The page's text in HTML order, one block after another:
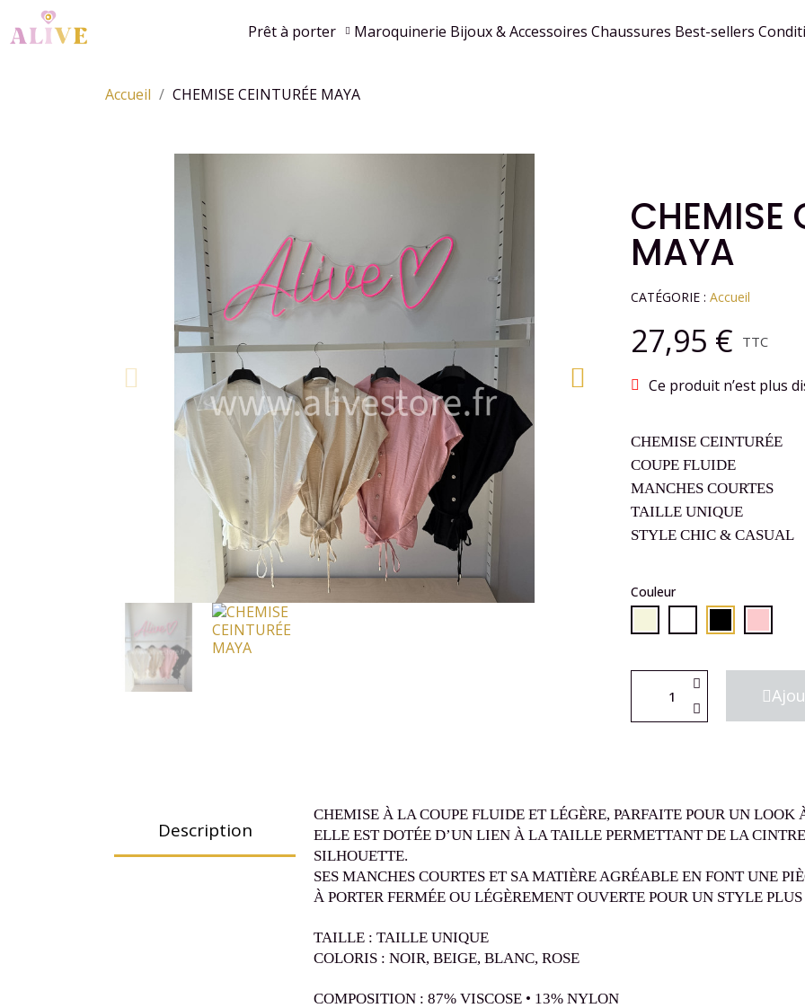
Prêt à porter Maroquinerie Bijoux & Accessoires Chaussures Best-sellers
Accueil CHEMISE CEINTURÉE MAYA
CHEMISE
MAYA
CATÉGORIE Accueil
27,95 € TTC
Ce produit n’est plus
CHEMISE CEINTURÉE
COUPE FLUIDE
MANCHES COURTES
TAILLE UNIQUE
STYLE CHIC & CASUAL
Couleur
Description
CHEMISE À LA COUPE FLUIDE ET LÉGÈRE, PARFAITE POUR UN LOOK
ELLE EST DOTÉE D’UN LIEN À LA TAILLE PERMETTANT DE LA
SILHOUETTE.
SES MANCHES COURTES ET SA MATIÈRE AGRÉABLE EN FONT UNE
À PORTER FERMÉE OU LÉGÈREMENT OUVERTE POUR UN STYLE
TAILLE : TAILLE UNIQUE
COLORIS : NOIR, BEIGE, BLANC, ROSE
COMPOSITION : 87% VISCOSE • 13% NYLON